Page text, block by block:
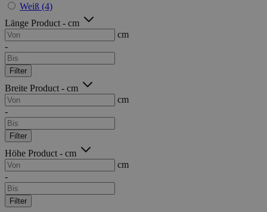
Weiß (4)
Länge Product - cm
cm
-
Filter
Breite Product - cm
cm
-
Filter
Höhe Product - cm
cm
-
Filter